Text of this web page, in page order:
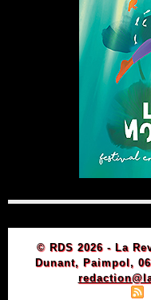
© RDS 2026 - La
Dunant, Paimpol,